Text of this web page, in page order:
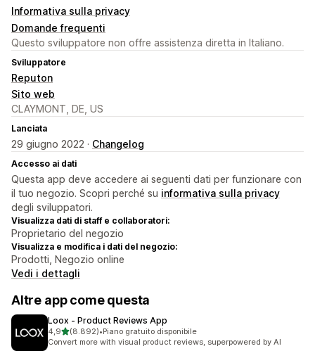
Informativa sulla privacy
Domande frequenti
Questo sviluppatore non offre assistenza diretta in Italiano.
Sviluppatore
Reputon
Sito web
CLAYMONT, DE, US
Lanciata
29 giugno 2022 · Changelog
Accesso ai dati
Questa app deve accedere ai seguenti dati per funzionare con
il tuo negozio. Scopri perché su informativa sulla privacy
degli sviluppatori.
Visualizza dati di staff e collaboratori:
Proprietario del negozio
Visualizza e modifica i dati del negozio:
Prodotti, Negozio online
Vedi i dettagli
Altre app come questa
Loox ‑ Product Reviews App
4,9stelle su 5
(8.892)
8892 recensioni totali
•Piano gratuito disponibile
Convert more with visual product reviews, superpowered by AI